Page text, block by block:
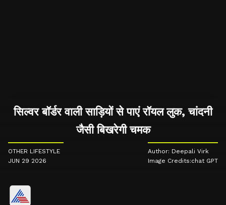
सिल्वर बॉर्डर वाली साड़ियों से पाएं रॉयल लुक, चांदनी
जैसी बिखरेगी चमक
OTHER LIFESTYLE
JUN 29 2026
Author: Deepali Virk
Image Credits:chat GPT